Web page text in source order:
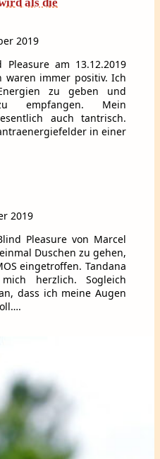
2019
am 13.12.2019
waren immer positiv. Ich
zu geben und
empfangen. Mein
auch tantrisch.
in einer
2019
Pleasure von Marcel
Duschen zu gehen,
eingetroffen. Tandana
herzlich. Sogleich
dass ich meine Augen